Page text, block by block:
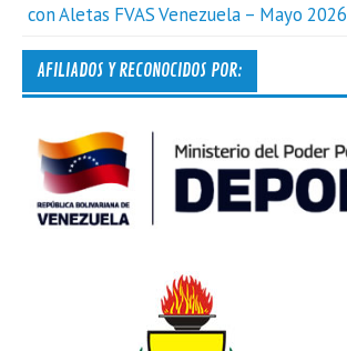
con Aletas FVAS Venezuela – Mayo 2026
AFILIADOS Y RECONOCIDOS POR: